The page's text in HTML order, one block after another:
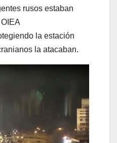
rusos estaban
la estación
la atacaban.